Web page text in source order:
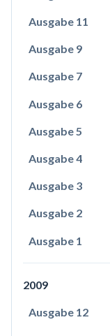
Ausgabe 11
Ausgabe 9
Ausgabe 7
Ausgabe 6
Ausgabe 5
Ausgabe 4
Ausgabe 3
Ausgabe 2
Ausgabe 1
2009
Ausgabe 12